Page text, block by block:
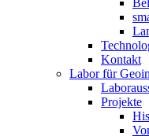
Kontakt
Labor für
Projekte